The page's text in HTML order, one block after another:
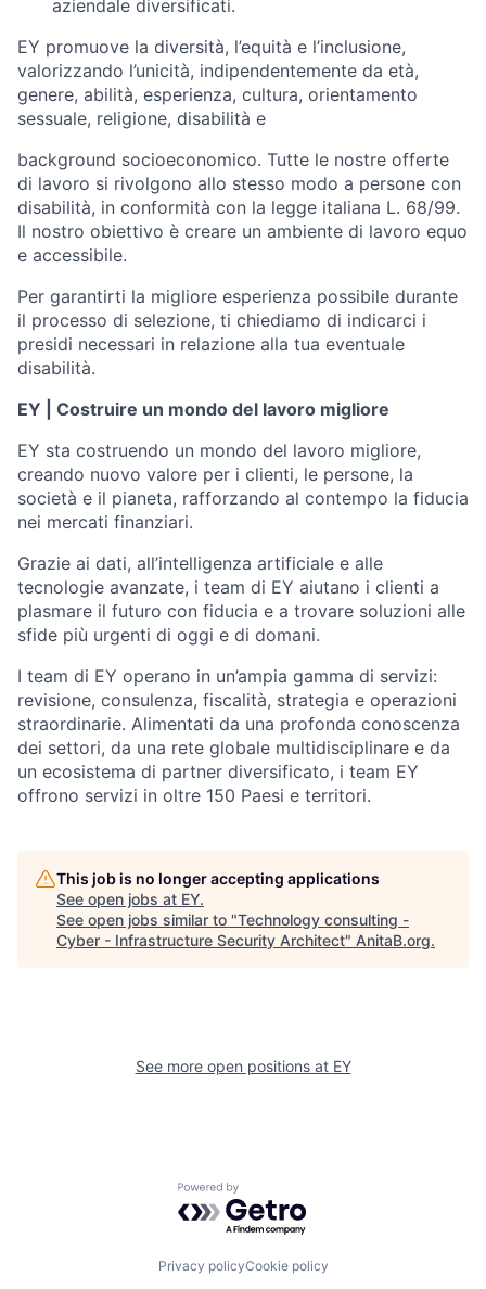
aziendale diversificati.
EY promuove la diversità, l’equità e l’inclusione,
valorizzando l’unicità, indipendentemente da età,
genere, abilità, esperienza, cultura, orientamento
sessuale, religione, disabilità e
background socioeconomico. Tutte le nostre offerte
di lavoro si rivolgono allo stesso modo a persone con
disabilità, in conformità con la legge italiana L. 68/99.
Il nostro obiettivo è creare un ambiente di lavoro equo
e accessibile.
Per garantirti la migliore esperienza possibile durante
il processo di selezione, ti chiediamo di indicarci i
presidi necessari in relazione alla tua eventuale
disabilità.
EY | Costruire un mondo del lavoro migliore
EY sta costruendo un mondo del lavoro migliore,
creando nuovo valore per i clienti, le persone, la
società e il pianeta, rafforzando al contempo la fiducia
nei mercati finanziari.
Grazie ai dati, all’intelligenza artificiale e alle
tecnologie avanzate, i team di EY aiutano i clienti a
plasmare il futuro con fiducia e a trovare soluzioni alle
sfide più urgenti di oggi e di domani.
I team di EY operano in un’ampia gamma di servizi:
revisione, consulenza, fiscalità, strategia e operazioni
straordinarie. Alimentati da una profonda conoscenza
dei settori, da una rete globale multidisciplinare e da
un ecosistema di partner diversificato, i team EY
offrono servizi in oltre 150 Paesi e territori.
This job is no longer accepting applications
See open jobs at EY.
See open jobs similar to "Technology consulting -
Cyber - Infrastructure Security Architect" AnitaB.org.
See more open positions at EY
Powered by Getro.com
Privacy policyCookie policy